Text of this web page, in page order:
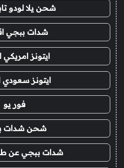
شحن يلا لودو
شدات ببجي
ايتونز
ايتونز
فور يو
شحن شدات
شدات ببجي عن